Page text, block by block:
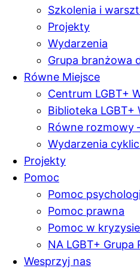
Szkolenia i
Projekty
Wydarzenia
Grupa branżowa
Równe Miejsce
Centrum LGBT+
Biblioteka LGBT+
Równe rozmowy
Wydarzenia
Projekty
Pomoc
Pomoc
Pomoc prawna
Pomoc w
NA LGBT+ Grupa
Wesprzyj nas